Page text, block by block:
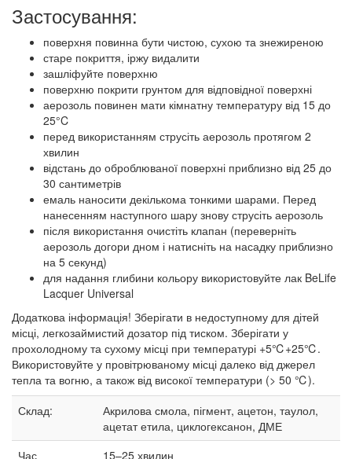
Застосування:
поверхня повинна бути чистою, сухою та знежиреною
старе покриття, іржу видалити
зашліфуйте поверхню
поверхню покрити грунтом для відповідної поверхні
аерозоль повинен мати кімнатну температуру від 15 до
25°C
перед використанням струсіть аерозоль протягом 2
хвилин
відстань до оброблюваної поверхні приблизно від 25 до
30 сантиметрів
емаль наносити декількома тонкими шарами. Перед
нанесенням наступного шару знову струсіть аерозоль
після використання очистіть клапан (переверніть
аерозоль догори дном і натисніть на насадку приблизно
на 5 секунд)
для надання глибини кольору використовуйте лак BeLife
Lacquer Universal
Додаткова інформація! Зберігати в недоступному для дітей
місці, легкозаймистий дозатор під тиском. Зберігати у
прохолодному та сухому місці при температурі +5℃+25℃.
Використовуйте у провітрюваному місці далеко від джерел
тепла та вогню, а також від високої температури (> 50 ℃).
Склад:
Акрилова смола, пігмент, ацетон, таулол,
ацетат етила, циклогексанон, ДМЕ
Час
15–25 хвилин